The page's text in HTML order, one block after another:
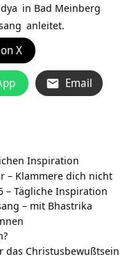
in Bad Meinberg
anleitet.
X
Email
Inspiration
– Klammere dich nicht
– Tägliche Inspiration
– mit Bhastrika
das Christusbewußtsein